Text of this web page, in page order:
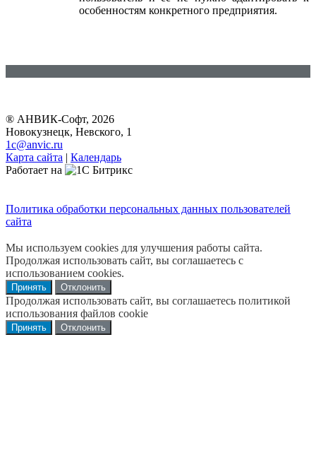
особенностям конкретного предприятия.
® АНВИК-Софт, 2026
Новокузнецк, Невского, 1
1c@anvic.ru
Карта сайта | Календарь
Работает на
Политика обработки персональных данных пользователей
сайта
Мы используем cookies для улучшения работы сайта.
Продолжая использовать сайт, вы соглашаетесь с
использованием cookies.
Принять Отклонить
Продолжая использовать сайт, вы соглашаетесь политикой
использования файлов cookie
Принять Отклонить